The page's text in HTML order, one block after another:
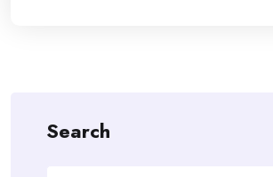
Search